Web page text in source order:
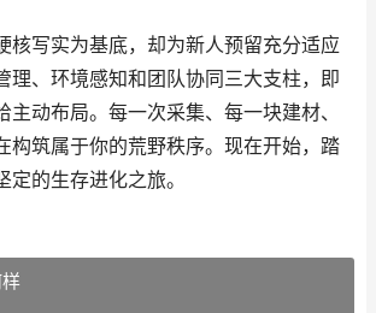
核写实为基底，却为新人预留充分适应
理、环境感知和团队协同三大支柱，即
主动布局。每一次采集、每一块建材、
构筑属于你的荒野秩序。现在开始，踏
定的生存进化之旅。